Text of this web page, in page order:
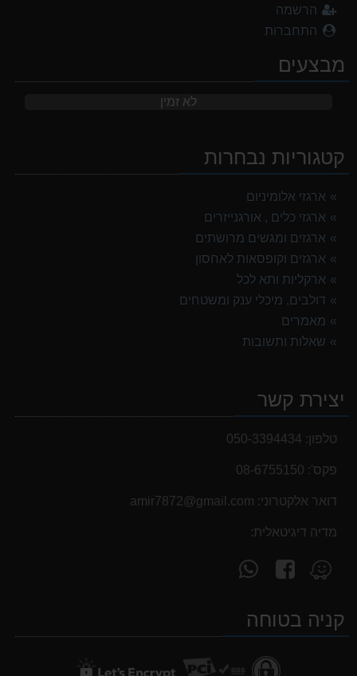
הרשמה
התחברות
מבצעים
לא זמין
קטגוריות נבחרות
ארגזי אלומיניום
ארגזי כלים , אורגנייזרים
ארגזים ומגשים מרושתים
ארגזים וקופסאות לאחסון
ארקליות ותא לכל
דולבים, מיכלי ענק ומשטחים
מאמרים
שאלות ותשובות
יצירת קשר
טלפון: 050-3394434
פקס': 08-6755150
דואר אלקטרוני: ‫amir7872@gmail.com‬
מדיה דיגיטאלית:
מצא
אותנו
Waze
עקוב
אחרינו
facebookקניה בטוחה